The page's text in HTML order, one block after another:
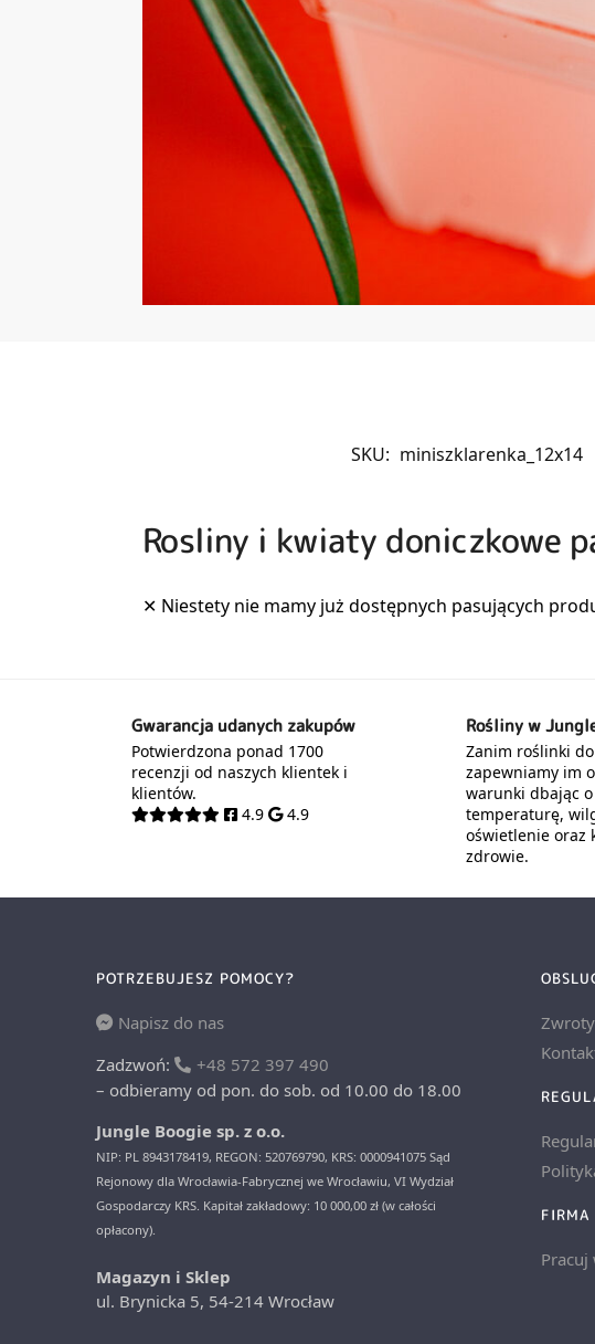
SKU: miniszklarenka_12x14
Rosliny i kwiaty doniczkowe
Gwarancja udanych zakupów
Potwierdzona ponad 1700
recenzji od naszych klientek i
klientów.
4.9
4.9
Rośliny w
Zanim roślinki
zapewniamy im
warunki dbając o
temperaturę,
oświetlenie oraz
zdrowie.
POTRZEBUJESZ POMOCY?
Napisz do nas
Zadzwoń:
+48 572 397 490
– odbieramy od pon. do sob. od 10.00 do 18.00
Jungle Boogie sp. z o.o.
NIP: PL 8943178419, REGON: 520769790, KRS: 0000941075 Sąd
Rejonowy dla Wrocławia-Fabrycznej we Wrocławiu, VI Wydział
Gospodarczy KRS. Kapitał zakładowy: 10 000,00 zł (w całości
opłacony).
Magazyn i Sklep
ul. Brynicka 5, 54-214 Wrocław
FIRMA
Pracuj